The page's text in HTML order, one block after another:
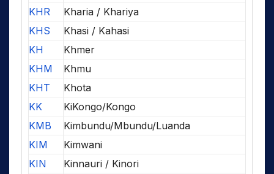
KHR
Kharia / Khariya
KHS
Khasi / Kahasi
KH
Khmer
KHM
Khmu
KHT
Khota
KK
KiKongo/Kongo
KMB
Kimbundu/Mbundu/Luanda
KIM
Kimwani
KIN
Kinnauri / Kinori